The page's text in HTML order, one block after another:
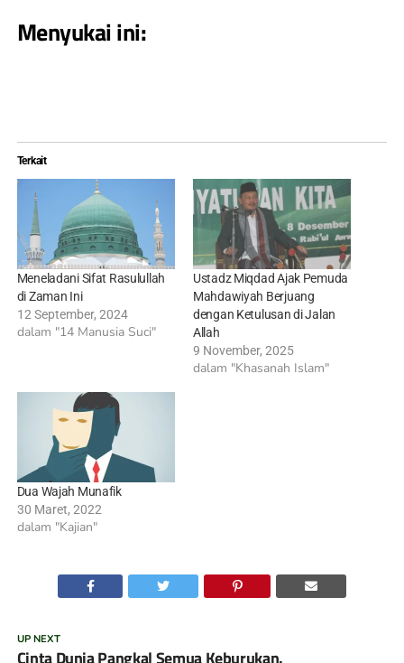
Menyukai ini:
Terkait
Meneladani Sifat Rasulullah
di Zaman Ini
12 September, 2024
dalam "14 Manusia Suci"
Ustadz Miqdad Ajak Pemuda
Mahdawiyah Berjuang
dengan Ketulusan di Jalan
Allah
9 November, 2025
dalam "Khasanah Islam"
Dua Wajah Munafik
30 Maret, 2022
dalam "Kajian"
UP NEXT